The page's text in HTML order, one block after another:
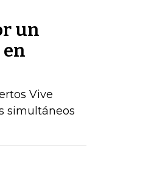
un
Vive
simultáneos